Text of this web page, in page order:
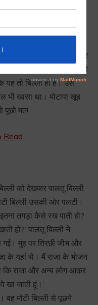
नाम पर रूखा-सूखा भोजन
बिल्ली खा लेती थी ।
अपने आपको चाट रही थी,
वह एक दीवार पर चलकर
खा गई कि यह बिल्ली ही
यह तो बिल्ली ही है। उस
खासा था। मोटापा खूब
पूछो मत!
Read
को देखकर पालतू बिल्ली
बिल्ली उसकी ओर पलटी।
तगड़ा कैसे रख पाती हो?
हो?’ पालतू बिल्ली ने
गई। मुंह पर तिरछी जीभ और
के यहां से। मैं राजा के भोजन
राजा और अन्य लोग आकर
खा जाती हूं।’
मोटी बिल्ली से पूछने